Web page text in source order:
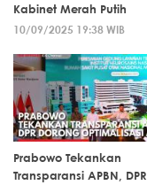
Kabinet Merah Putih
10/09/2025 19:38 WIB
Prabowo Tekankan
Transparansi APBN, DPR